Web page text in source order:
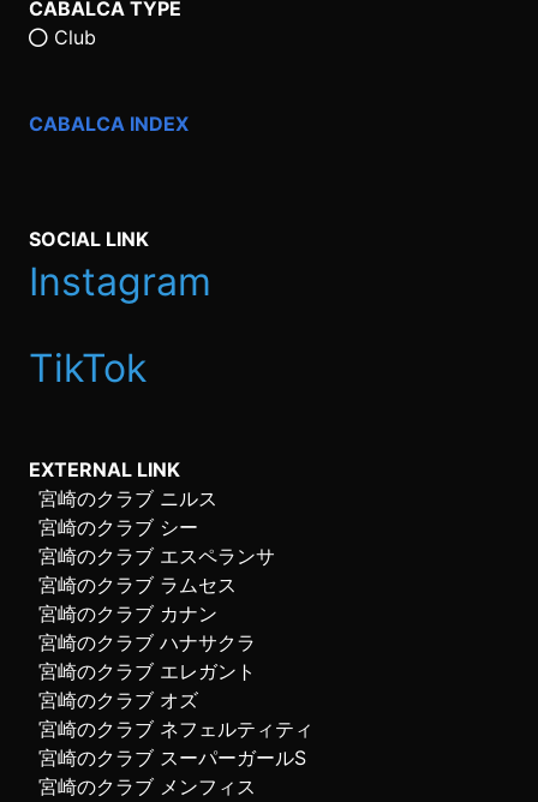
CABALCA TYPE
Club
CABALCA INDEX
SOCIAL LINK
Instagram
TikTok
EXTERNAL LINK
宮崎のクラブ ニルス
宮崎のクラブ シー
宮崎のクラブ エスペランサ
宮崎のクラブ ラムセス
宮崎のクラブ カナン
宮崎のクラブ ハナサクラ
宮崎のクラブ エレガント
宮崎のクラブ オズ
宮崎のクラブ ネフェルティティ
宮崎のクラブ スーパーガールS
宮崎のクラブ メンフィス